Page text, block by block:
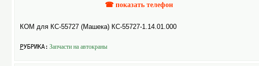
☎ показать телефон
КОМ для КС-55727 (Машека) КС-55727-1.14.01.000
РУБРИКА: Запчасти на авто­краны